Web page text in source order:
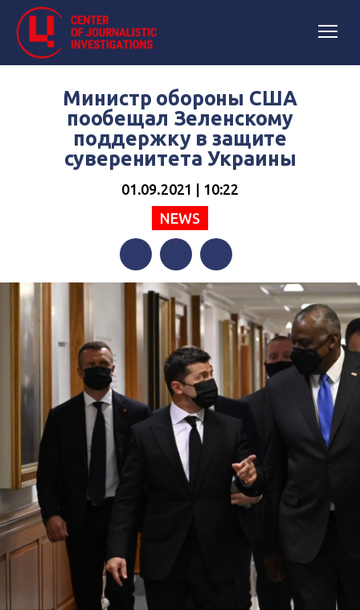
Министр обороны США
пообещал Зеленскому
поддержку в защите
суверенитета Украины
01.09.2021 | 10:22
NEWS
FacebookTwitterTelegram